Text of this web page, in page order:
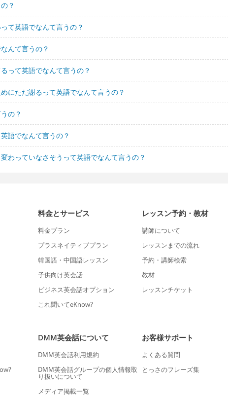
？
て英語でなんて言うの？
んて言うの？
って英語でなんて言うの？
にただ謝るって英語でなんて言うの？
の？
語でなんて言うの？
わっていなさそうって英語でなんて言うの？
料金とサービス
料金プラン
プラスネイティブプラン
韓国語・中国語レッスン
子供向け英会話
ビジネス英会話オプション
これ聞いてeKnow?
レッスン予約・教材
講師について
レッスンまでの流れ
予約・講師検索
教材
レッスンチケット
DMM英会話について
DMM英会話利用規約
DMM英会話グループの個人情報取
り扱いについて
メディア掲載一覧
お客様サポート
よくある質問
とっさのフレーズ集